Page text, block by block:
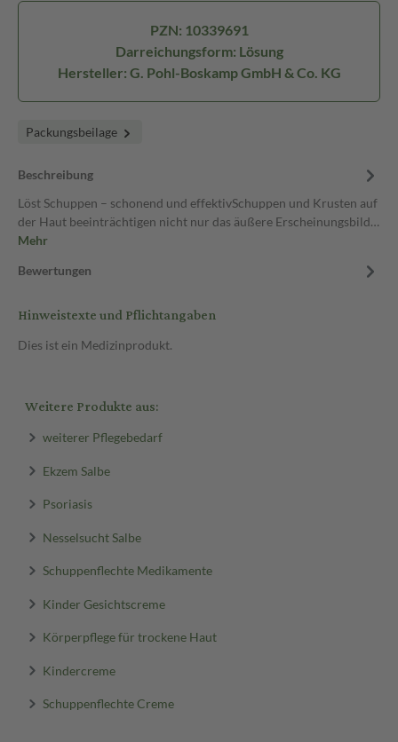
PZN: 10339691
Darreichungsform: Lösung
Hersteller: G. Pohl-Boskamp GmbH & Co. KG
Packungsbeilage
Beschreibung
Löst Schuppen – schonend und effektivSchuppen und Krusten auf
der Haut beeinträchtigen nicht nur das äußere Erscheinungsbild…
Mehr
Bewertungen
Hinweistexte und Pflichtangaben
Dies ist ein Medizinprodukt.
Weitere Produkte aus:
weiterer Pflegebedarf
Ekzem Salbe
Psoriasis
Nesselsucht Salbe
Schuppenflechte Medikamente
Kinder Gesichtscreme
Körperpflege für trockene Haut
Kindercreme
Schuppenflechte Creme